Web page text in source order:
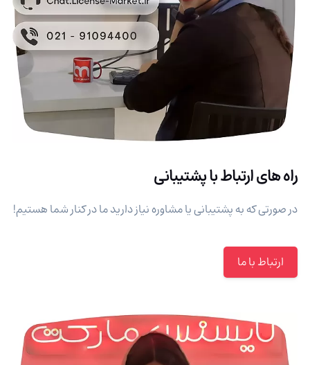
راه های ارتباط با پشتیبانی
در صورتی که به پشتیبانی یا مشاوره نیاز دارید ما در کنار شما هستیم!
ارتباط با ما